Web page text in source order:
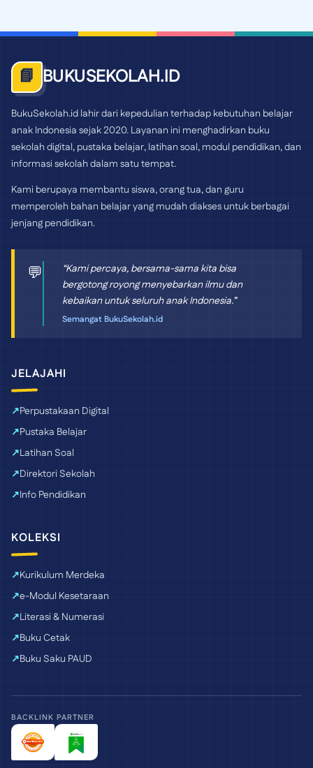
📘 BUKUSEKOLAH.ID
BukuSekolah.id lahir dari kepedulian terhadap kebutuhan belajar
anak Indonesia sejak 2020. Layanan ini menghadirkan buku
sekolah digital, pustaka belajar, latihan soal, modul pendidikan, dan
informasi sekolah dalam satu tempat.
Kami berupaya membantu siswa, orang tua, dan guru
memperoleh bahan belajar yang mudah diakses untuk berbagai
jenjang pendidikan.
💬
“Kami percaya, bersama-sama kita bisa
bergotong royong menyebarkan ilmu dan
kebaikan untuk seluruh anak Indonesia.”
Semangat BukuSekolah.id
JELAJAHI
Perpustakaan Digital
Pustaka Belajar
Latihan Soal
Direktori Sekolah
Info Pendidikan
KOLEKSI
Kurikulum Merdeka
e-Modul Kesetaraan
Literasi & Numerasi
Buku Cetak
Buku Saku PAUD
BACKLINK PARTNER